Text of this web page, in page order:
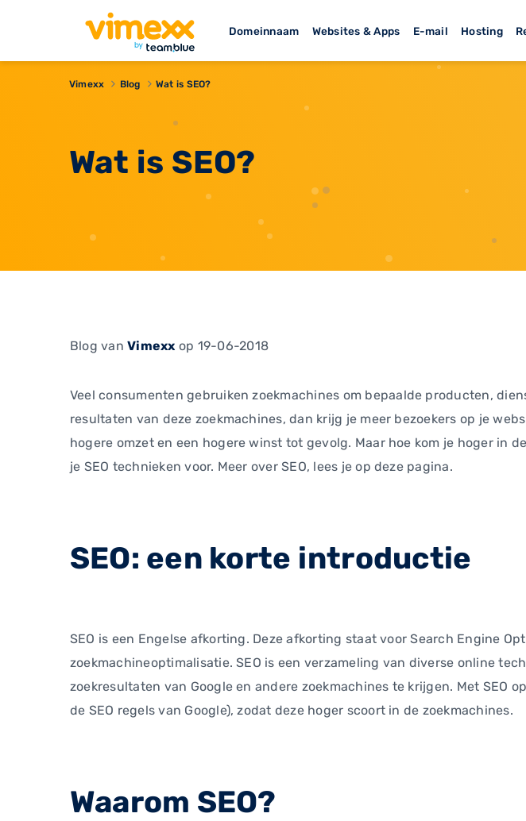
Domeinnaam Websites & Apps E-mail Hosting
Vimexx Blog Wat is SEO?
Wat is SEO?
Blog vanVimexx op 19-06-2018
Veel consumenten gebruiken zoekmachines om bepaalde producten,
resultaten van deze zoekmachines, dan krijg je meer bezoekers op je
hogere omzet en een hogere winst tot gevolg. Maar hoe kom je hoger in
je SEO technieken voor. Meer over SEO, lees je op deze pagina.
SEO: een korte introductie
SEO is een Engelse afkorting. Deze afkorting staat voor Search Engine
zoekmachineoptimalisatie. SEO is een verzameling van diverse online
zoekresultaten van Google en andere zoekmachines te krijgen. Met SEO
de SEO regels van Google), zodat deze hoger scoort in de zoekmachines.
Waarom SEO?